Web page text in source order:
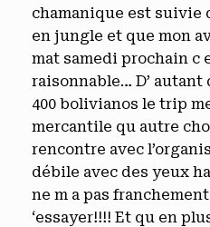
chamanique est suivie
en jungle et que mon
mat samedi prochain c
raisonnable… D’ autant
400 bolivianos le trip
mercantile qu autre
rencontre avec
débile avec des yeux
ne m a pas
‘essayer!!!! Et qu en